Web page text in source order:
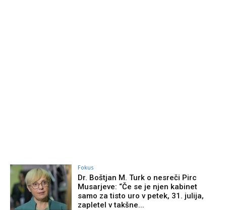
Fokus
Dr. Boštjan M. Turk o nesreči Pirc
Musarjeve: “Če se je njen kabinet
samo za tisto uro v petek, 31. julija,
zapletel v takšne...